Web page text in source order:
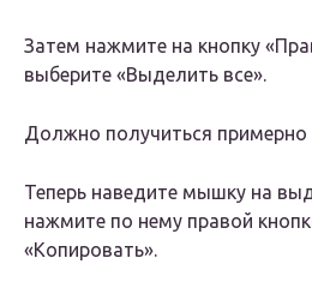
Затем нажмите на кнопку
выберите «Выделить все».
Должно получиться
Теперь наведите мышку на
нажмите по нему правой
«Копировать».